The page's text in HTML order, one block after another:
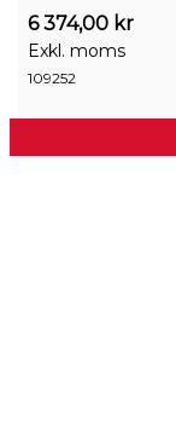
6 374,00 kr
Exkl. moms
109252